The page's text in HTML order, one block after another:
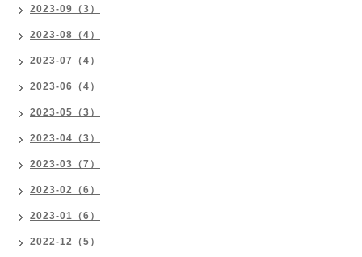
2023-09（3）
2023-08（4）
2023-07（4）
2023-06（4）
2023-05（3）
2023-04（3）
2023-03（7）
2023-02（6）
2023-01（6）
2022-12（5）